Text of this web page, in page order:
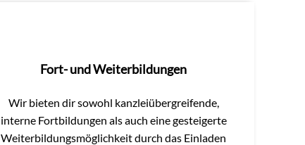
Fort- und Weiterbildungen
Wir bieten dir sowohl kanzleiübergreifende,
interne Fortbildungen als auch eine gesteigerte
Weiterbildungsmöglichkeit durch das Einladen